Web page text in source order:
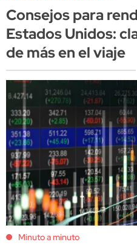
Consejos para
Estados Unidos:
de más en el viaje
Minuto a minuto